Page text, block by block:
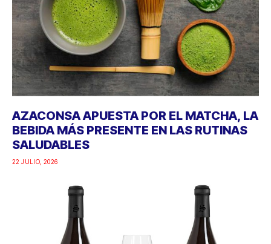
AZACONSA APUESTA POR EL MATCHA, LA
BEBIDA MÁS PRESENTE EN LAS RUTINAS
SALUDABLES
22 JULIO, 2026